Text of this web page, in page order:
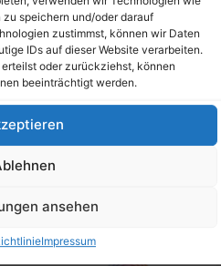
speichern und/oder darauf
zustimmst, können wir Daten
IDs auf dieser Website verarbeiten.
oder zurückziehst, können
beeinträchtigt werden.
ansehen
Impressum